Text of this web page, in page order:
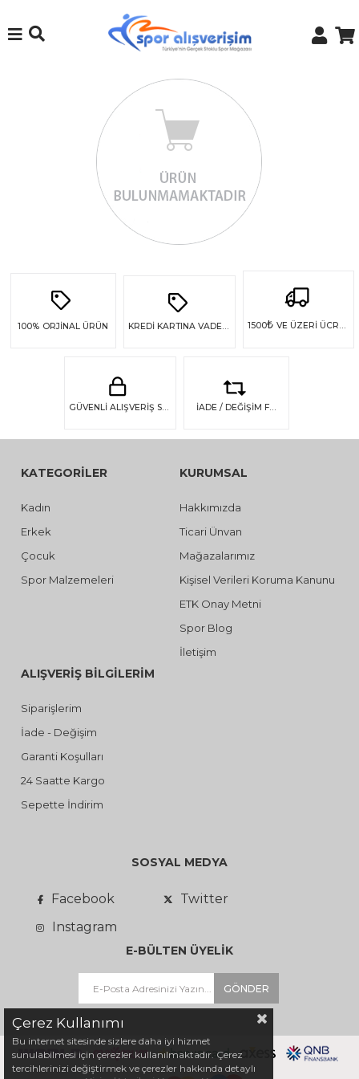
100% ORJİNAL ÜRÜN KREDİ KARTINA VADE FARKSIZ 4 TAKSİT 1500₺ VE ÜZERİ ÜCRETSİZ KARGO
GÜVENLİ ALIŞVERİŞ SSL GÜVENLİĞİ İADE / DEĞİŞİM FIRSATI
KATEGORİLER
Kadın
Erkek
Çocuk
Spor Malzemeleri
KURUMSAL
Hakkımızda
Ticari Ünvan
Mağazalarımız
Kişisel Verileri Koruma Kanunu
ETK Onay Metni
Spor Blog
İletişim
ALIŞVERİŞ BİLGİLERİM
Siparişlerim
İade - Değişim
Garanti Koşulları
24 Saatte Kargo
Sepette İndirim
SOSYAL MEDYA
Facebook
Twitter
Instagram
E-BÜLTEN ÜYELİK
GÖNDER
Çerez Kullanımı
Bu internet sitesinde sizlere daha iyi hizmet
sunulabilmesi için çerezler kullanılmaktadır. Çerez
tercihlerinizi değiştirmek ve çerezler hakkında detaylı